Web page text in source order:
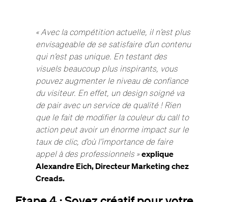
« Avec la compétition actuelle, il n’est plus
envisageable de se satisfaire d’un contenu
qui n’est pas unique. En testant des
visuels beaucoup plus inspirants, vous
pouvez augmenter le niveau de confiance
du visiteur. En effet, un design soigné va
de pair avec un service de qualité ! Rien
que le fait de modifier la couleur du call to
action peut avoir un énorme impact sur le
taux de clic, d’où l’importance de faire
appel à des professionnels »explique
Alexandre Eich, Directeur Marketing chez
Creads.